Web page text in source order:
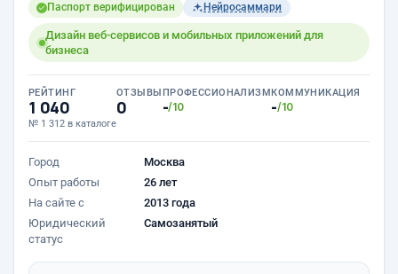
Паспорт верифицирован Нейросаммари
Дизайн веб-сервисов и мобильных приложений для
бизнеса
РЕЙТИНГ
1 040
№ 1 312 в каталоге
ОТЗЫВЫ
0
ПРОФЕССИОНАЛИЗМ
-/10
КОММУНИКАЦИЯ
-/10
Город
Москва
Опыт работы
26 лет
На сайте с
2013 года
Юридический
статус
Самозанятый